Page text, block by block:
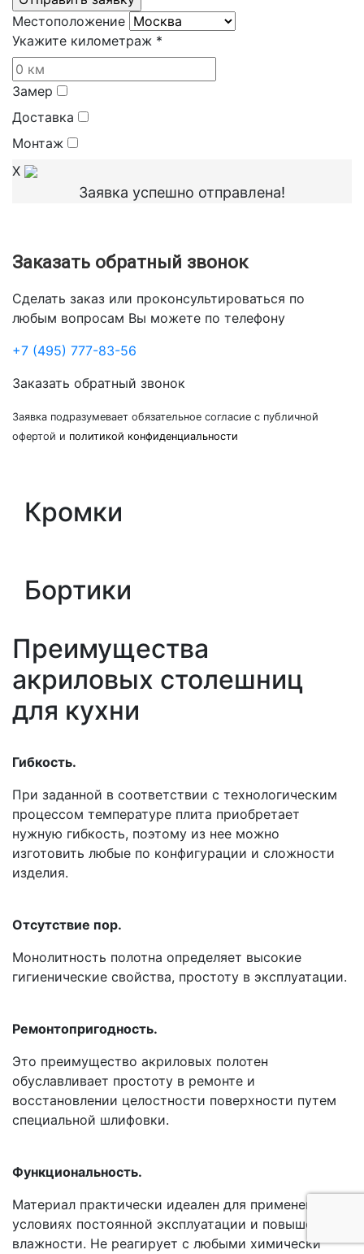
Местоположение
Укажите километраж *
Замер
Доставка
Монтаж
X
Заявка успешно отправлена!
Заказать обратный звонок
Сделать заказ или проконсультироваться по
любым вопросам Вы можете по телефону
+7 (495) 777-83-56
Заказать обратный звонок
Заявка подразумевает обязательное согласие с публичной
офертой и политикой конфиденциальности
Кромки
Бортики
Преимущества
акриловых столешниц
для кухни
Гибкость.
При заданной в соответствии с технологическим
процессом температуре плита приобретает
нужную гибкость, поэтому из нее можно
изготовить любые по конфигурации и сложности
изделия.
Отсутствие пор.
Монолитность полотна определяет высокие
гигиенические свойства, простоту в эксплуатации.
Ремонтопригодность.
Это преимущество акриловых полотен
обуславливает простоту в ремонте и
восстановлении целостности поверхности путем
специальной шлифовки.
Функциональность.
Материал практически идеален для применения в
условиях постоянной эксплуатации и повышенной
влажности. Не реагирует с любыми химически